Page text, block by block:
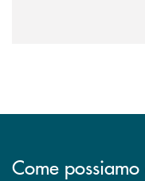
Come possiamo